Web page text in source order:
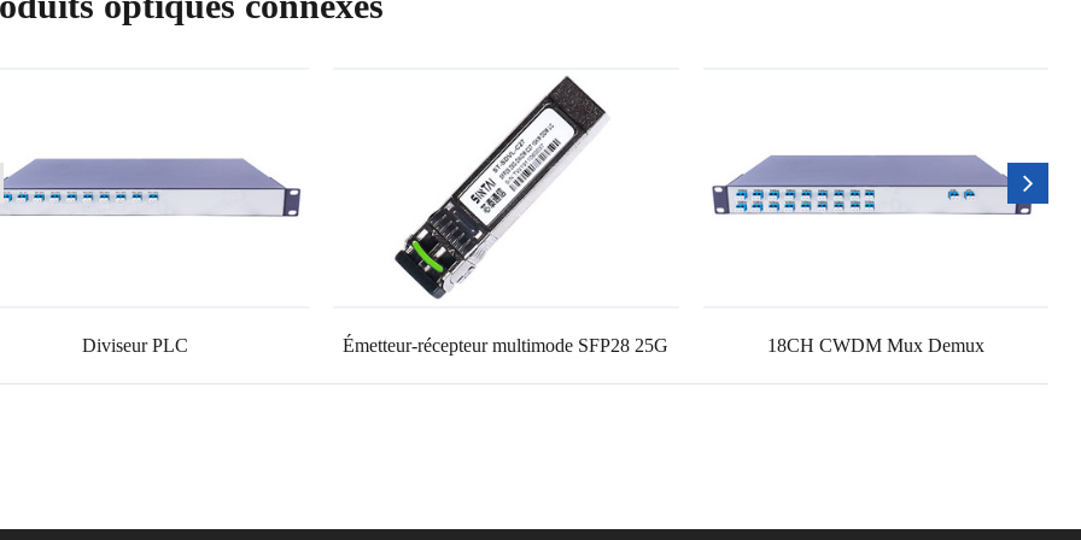
Diviseur PLC Émetteur-récepteur multimode SFP28 25G 18CH CWDM Mux Demux